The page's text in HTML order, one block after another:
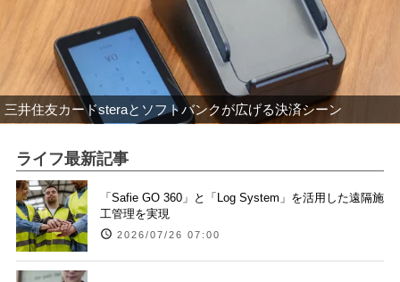
三井住友カードsteraとソフトバンクが広げる決済シーン
ライフ最新記事
「Safie GO 360」と「Log System」を活用した遠隔施
工管理を実現
2026/07/26 07:00